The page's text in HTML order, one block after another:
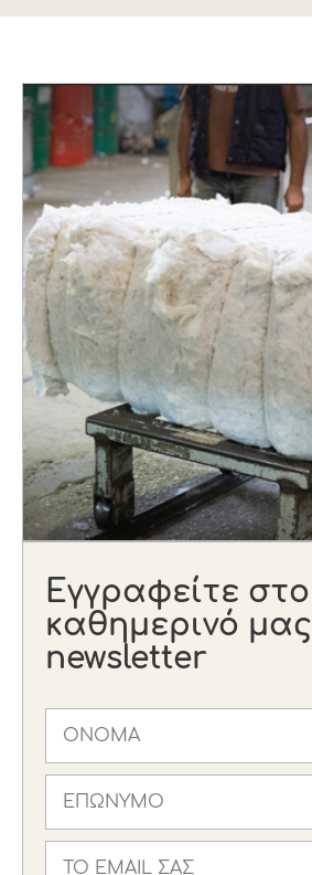
Εγγραφείτε στο
καθημερινό μας
newsletter